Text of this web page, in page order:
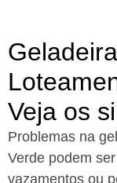
Veja os
Problemas na
Verde podem
vazamentos ou